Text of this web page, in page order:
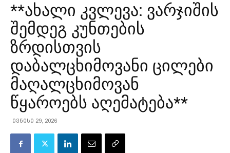
**ახალი კვლევა: ვარჯიშის
შემდეგ კუნთების
ზრდისთვის
დაბალცხიმოვანი ცილები
მაღალცხიმოვან
წყაროებს აღემატება**
ივნისი 29, 2026